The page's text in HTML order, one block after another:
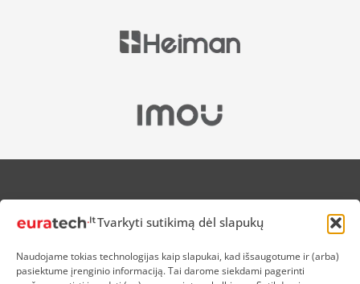
Tvarkyti sutikimą dėl slapukų
Naudojame tokias technologijas kaip slapukai, kad išsaugotume ir (arba)
pasiektume įrenginio informaciją. Tai darome siekdami pagerinti
APIE MUS
NUOLAIDOS HEROJAMS
PREKIŲ IR PINIGŲ GRĄŽINIMAS
ATSISKAITYMAS